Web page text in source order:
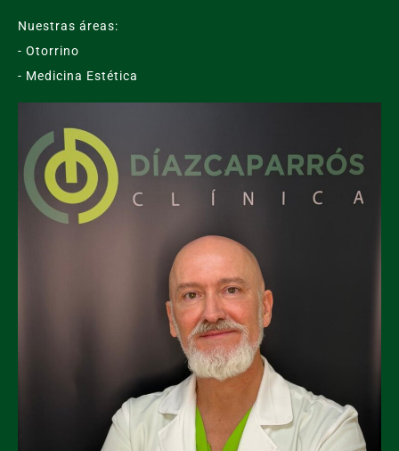
Nuestras áreas:
- Otorrino
- Medicina Estética